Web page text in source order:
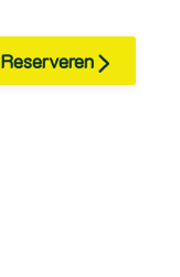
Reserveren